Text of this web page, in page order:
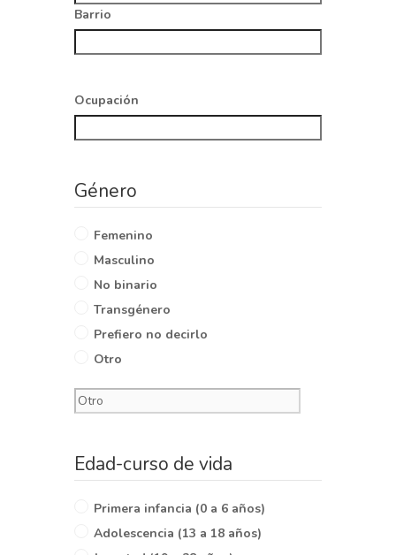
Barrio
Ocupación
Género
Femenino
Masculino
No binario
Transgénero
Prefiero no decirlo
Otro
Edad-curso de vida
Primera infancia (0 a 6 años)
Adolescencia (13 a 18 años)